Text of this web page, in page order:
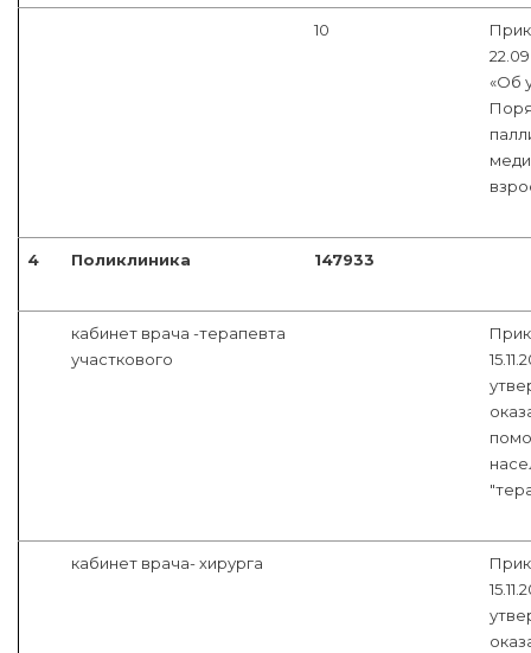
10
«Об
4 Поликлиника 147933
кабинет врача -терапевта
участкового
кабинет врача- хирурга